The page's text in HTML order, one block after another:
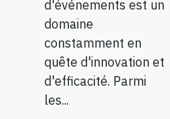
d'événements est un
domaine
constamment en
quête d'innovation et
d'efficacité. Parmi
les...